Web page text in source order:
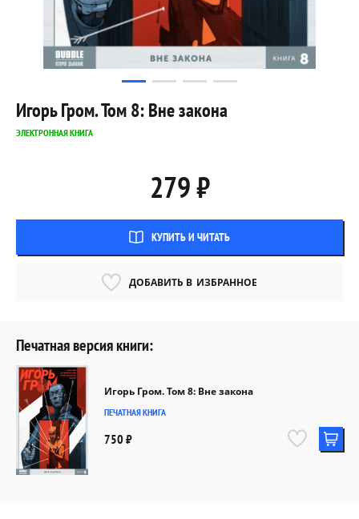
Игорь Гром. Том 8: Вне закона
ЭЛЕКТРОННАЯ КНИГА
279 ₽
КУПИТЬ И ЧИТАТЬ
ДОБАВИТЬ В ИЗБРАННОЕ
Печатная версия книги:
Игорь Гром. Том 8: Вне закона
ПЕЧАТНАЯ КНИГА
750 ₽